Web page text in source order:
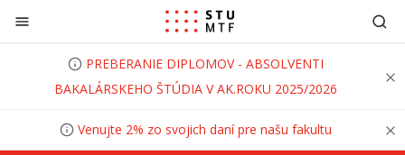
Prejsť na obsah
PREBERANIE DIPLOMOV - ABSOLVENTI
BAKALÁRSKEHO ŠTÚDIA V AK.ROKU 2025/2026
Venujte 2% zo svojich daní pre našu fakultu